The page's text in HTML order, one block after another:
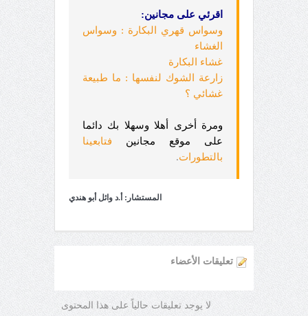
اقرئي على مجانين:
وسواس قهري البكارة : وسواس
الغشاء
غشاء البكارة
زارعة الشوك لنفسها : ما طبيعة
غشائي ؟
ومرة أخرى أهلا وسهلا بك دائما
على موقع مجانين
فتابعينا
بالتطورات.
المستشار: أ.د وائل أبو هندي
تعليقات الأعضاء
لا يوجد تعليقات حالياً على هذا المحتوى